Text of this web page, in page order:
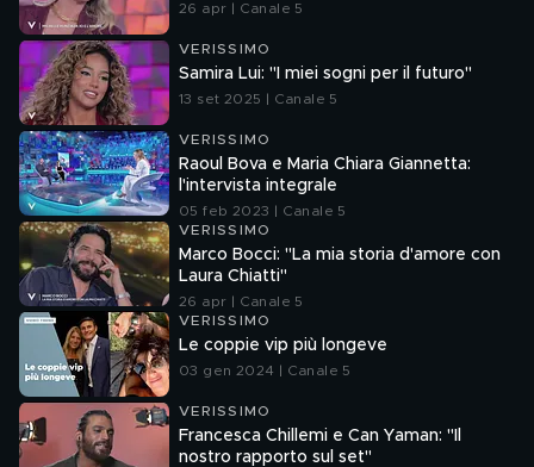
26 apr | Canale 5
VERISSIMO
Samira Lui: "I miei sogni per il futuro"
13 set 2025 | Canale 5
VERISSIMO
Raoul Bova e Maria Chiara Giannetta:
l'intervista integrale
05 feb 2023 | Canale 5
VERISSIMO
Marco Bocci: "La mia storia d'amore con
Laura Chiatti"
26 apr | Canale 5
VERISSIMO
Le coppie vip più longeve
03 gen 2024 | Canale 5
VERISSIMO
Francesca Chillemi e Can Yaman: "Il
nostro rapporto sul set"